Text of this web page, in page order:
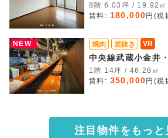
8階 6.03坪 / 19.92㎡
賃料: 180,000円(税
NEW 焼肉 居抜き VR
中央線武蔵小金井
1階 14坪 / 46.28㎡
賃料: 350,000円(税
注目物件をもっと